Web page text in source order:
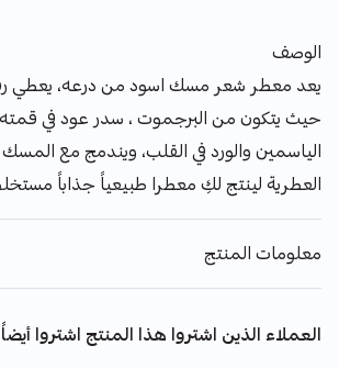
الوصف
يعد معطر شعر مسك اسود من درعه، يعطي
حيث يتكون من البرجموت ، سدر عود في قمته
الياسمين والورد في القلب، ويندمج مع المسك
العطرية لينتج لكِ معطرا طبيعياً جذاباً
معلومات المنتج
العملاء الذين اشتروا هذا المنتج اشتروا أيضاً